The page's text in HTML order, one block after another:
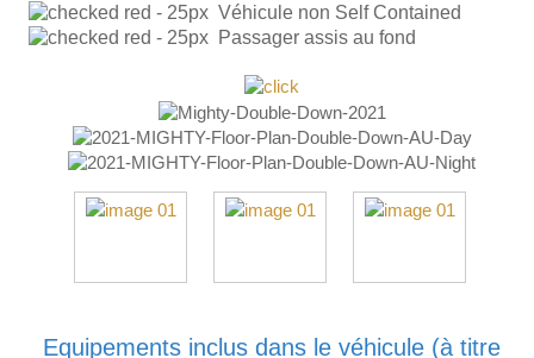
Véhicule non Self Contained
Passager assis au fond
Equipements inclus dans le véhicule (à titre